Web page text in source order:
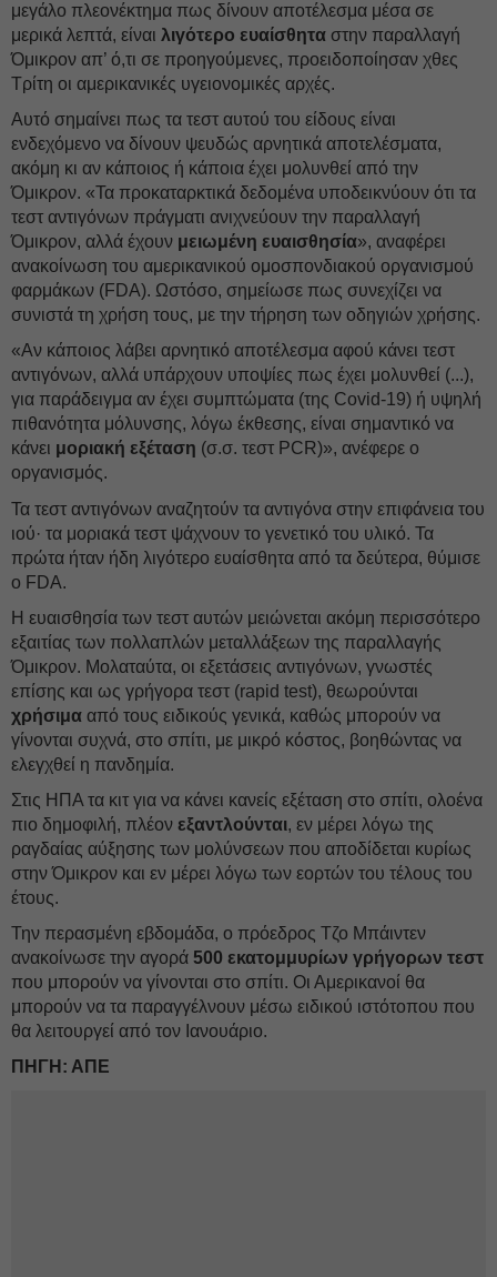
μεγάλο πλεονέκτημα πως δίνουν αποτέλεσμα μέσα σε
μερικά λεπτά, είναι λιγότερο ευαίσθητα στην παραλλαγή
Όμικρον απ’ ό,τι σε προηγούμενες, προειδοποίησαν χθες
Τρίτη οι αμερικανικές υγειονομικές αρχές.
Αυτό σημαίνει πως τα τεστ αυτού του είδους είναι
ενδεχόμενο να δίνουν ψευδώς αρνητικά αποτελέσματα,
ακόμη κι αν κάποιος ή κάποια έχει μολυνθεί από την
Όμικρον. «Τα προκαταρκτικά δεδομένα υποδεικνύουν ότι τα
τεστ αντιγόνων πράγματι ανιχνεύουν την παραλλαγή
Όμικρον, αλλά έχουν μειωμένη ευαισθησία», αναφέρει
ανακοίνωση του αμερικανικού ομοσπονδιακού οργανισμού
φαρμάκων (FDA). Ωστόσο, σημείωσε πως συνεχίζει να
συνιστά τη χρήση τους, με την τήρηση των οδηγιών χρήσης.
«Αν κάποιος λάβει αρνητικό αποτέλεσμα αφού κάνει τεστ
αντιγόνων, αλλά υπάρχουν υποψίες πως έχει μολυνθεί (...),
για παράδειγμα αν έχει συμπτώματα (της Covid-19) ή υψηλή
πιθανότητα μόλυνσης, λόγω έκθεσης, είναι σημαντικό να
κάνει μοριακή εξέταση (σ.σ. τεστ PCR)», ανέφερε ο
οργανισμός.
Τα τεστ αντιγόνων αναζητούν τα αντιγόνα στην επιφάνεια του
ιού· τα μοριακά τεστ ψάχνουν το γενετικό του υλικό. Τα
πρώτα ήταν ήδη λιγότερο ευαίσθητα από τα δεύτερα, θύμισε
ο FDA.
Η ευαισθησία των τεστ αυτών μειώνεται ακόμη περισσότερο
εξαιτίας των πολλαπλών μεταλλάξεων της παραλλαγής
Όμικρον. Μολαταύτα, οι εξετάσεις αντιγόνων, γνωστές
επίσης και ως γρήγορα τεστ (rapid test), θεωρούνται
χρήσιμα από τους ειδικούς γενικά, καθώς μπορούν να
γίνονται συχνά, στο σπίτι, με μικρό κόστος, βοηθώντας να
ελεγχθεί η πανδημία.
Στις ΗΠΑ τα κιτ για να κάνει κανείς εξέταση στο σπίτι, ολοένα
πιο δημοφιλή, πλέον εξαντλούνται, εν μέρει λόγω της
ραγδαίας αύξησης των μολύνσεων που αποδίδεται κυρίως
στην Όμικρον και εν μέρει λόγω των εορτών του τέλους του
έτους.
Την περασμένη εβδομάδα, ο πρόεδρος Τζο Μπάιντεν
ανακοίνωσε την αγορά 500 εκατομμυρίων γρήγορων τεστ
που μπορούν να γίνονται στο σπίτι. Οι Αμερικανοί θα
μπορούν να τα παραγγέλνουν μέσω ειδικού ιστότοπου που
θα λειτουργεί από τον Ιανουάριο.
ΠΗΓΗ: ΑΠΕ